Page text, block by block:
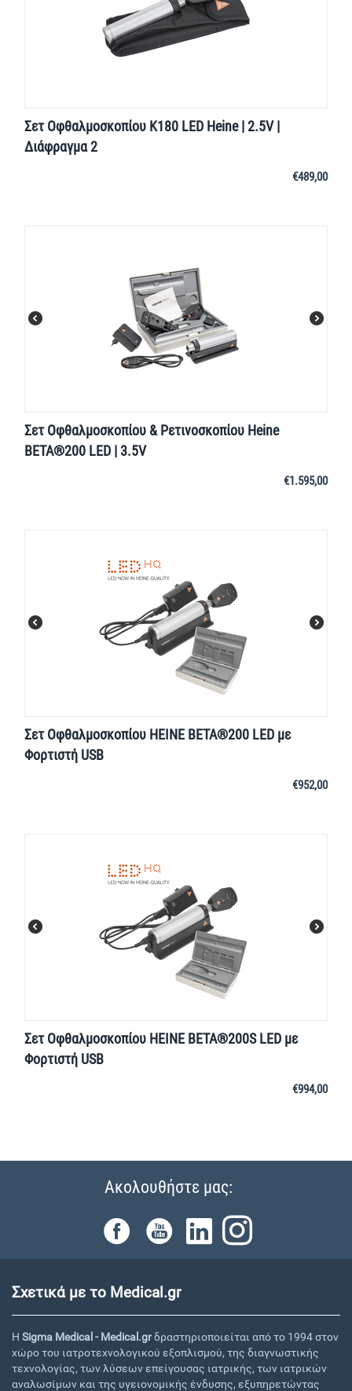
Σετ Οφθαλμοσκοπίου K180 LED Heine | 2.5V |
Διάφραγμα 2
€489,00
Σετ Οφθαλμοσκοπίου & Ρετινοσκοπίου Heine
BETA®200 LED | 3.5V
€1.595,00
Σετ Οφθαλμοσκοπίου HEINE BETA®200 LED με
Φορτιστή USB
€952,00
Σετ Οφθαλμοσκοπίου HEINE BETA®200S LED με
Φορτιστή USB
€994,00
Ακολουθήστε μας:
Σχετικά με το Medical.gr
Η Sigma Medical - Medical.grδραστηριοποιείται από το 1994 στον
χώρο του ιατροτεχνολογικού εξοπλισμού, της διαγνωστικής
τεχνολογίας, των λύσεων επείγουσας ιατρικής, των ιατρικών
αναλωσίμων και της υγειονομικής ένδυσης, εξυπηρετώντας